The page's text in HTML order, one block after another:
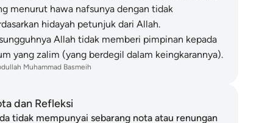
menurut hawa nafsunya dengan tidak
hidayah petunjuk dari Allah.
Allah tidak memberi pimpinan kepada
yang zalim (yang berdegil dalam keingkarannya).
Muhammad Basmeih
dan Refleksi
tidak mempunyai sebarang nota atau renungan